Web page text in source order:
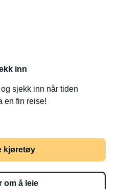
inn
sjekk inn når tiden
en fin reise!
kjøretøy
om å leie